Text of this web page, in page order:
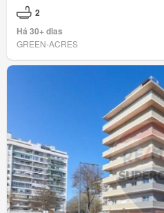
2
Há 30+ dias
GREEN-ACRES